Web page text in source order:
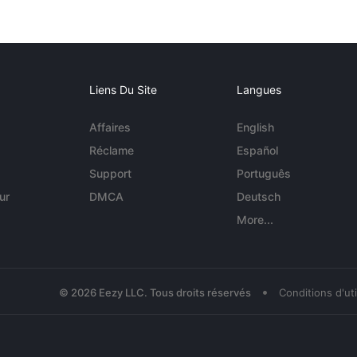
Liens Du Site
Affaires
Réclame
Support
DMCA
Langues
English
Español
Português
Deutsch
More...
© 2026 Eezy LLC. Tous droits réservés • Conditions